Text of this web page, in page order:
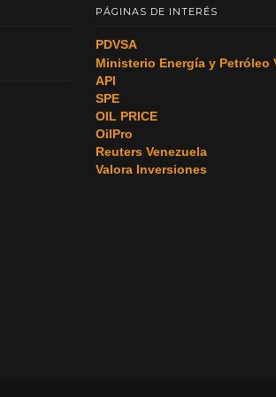
PÁGINAS DE INTERÉS
PDVSA
Ministerio Energía y Petróleo
API
SPE
OIL PRICE
OilPro
Reuters Venezuela
Valora Inversiones